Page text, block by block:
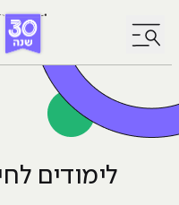
לחץ לפתיחת/סגירת
לימודים